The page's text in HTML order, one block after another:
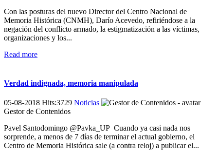
Con las posturas del nuevo Director del Centro Nacional de
Memoria Histórica (CNMH), Darío Acevedo, refiriéndose a la
negación del conflicto armado, la estigmatización a las víctimas,
organizaciones y los...
Read more
Verdad indignada, memoria manipulada
05-08-2018 Hits:3729 Noticias
Gestor de Contenidos
Pavel Santodomingo @Pavka_UP Cuando ya casi nada nos
sorprende, a menos de 7 días de terminar el actual gobierno, el
Centro de Memoria Histórica sale (a contra reloj) a publicar el...